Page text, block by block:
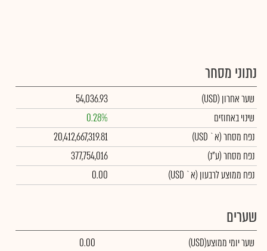
נתוני מסחר
שער אחרון (USD)
54,036.93
שינוי באחוזים
0.28%
נפח מסחר(א` USD)
20,412,667,319.81
נפח מסחר(ע"נ)
377,754,016
נפח ממוצע לרבעון (א` USD)
0.00
שערים
שער יומי ממוצע(USD)
0.00